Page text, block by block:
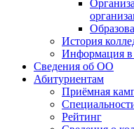
История
Информация
Сведения об ОО
Абитуриентам
Приёмная
Рейтинг